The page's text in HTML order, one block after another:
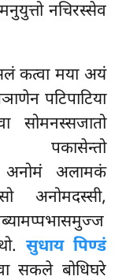
नचिरस्सेव
कत्वा मया अयं
पटिपाटिया
सोमनस्सजातो
अनोमं अलामकं
अनोमदस्सी,
सुधाय पिण्डं
सकले बोधिघरे